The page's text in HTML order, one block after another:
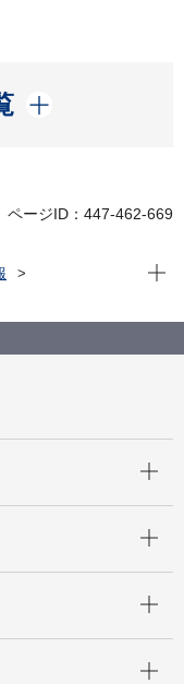
ページID：447-462-669
・世帯数【最新】
現在